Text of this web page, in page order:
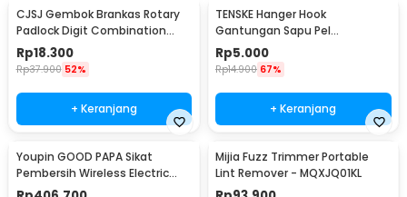
CJSJ Gembok Brankas Rotary
Padlock Digit Combination
Padlock - CH-209
Rp18.300
Rp37.900 52%
+ Keranjang
TENSKE Hanger Hook
Gantungan Sapu Pel
Multifungsi 1 PCS - GF-016
Rp5.000
Rp14.900 67%
+ Keranjang
Youpin GOOD PAPA Sikat
Pembersih Wireless Electric
Cleaning - CL99
Mijia Fuzz Trimmer Portable
Lint Remover - MQXJQ01KL